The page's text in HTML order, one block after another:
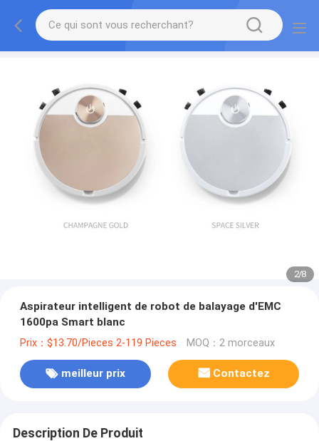
2/8
Aspirateur intelligent de robot de balayage d'EMC
1600pa Smart blanc
Prix：$13.70/Pieces 2-119 Pieces MOQ：2 morceaux
meilleur prix Contactez
Description De Produit